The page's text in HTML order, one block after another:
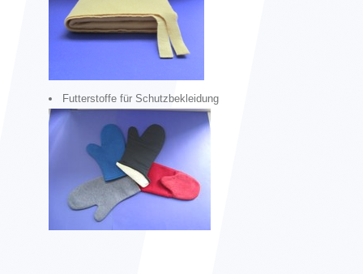
Futterstoffe für Schutzbekleidung